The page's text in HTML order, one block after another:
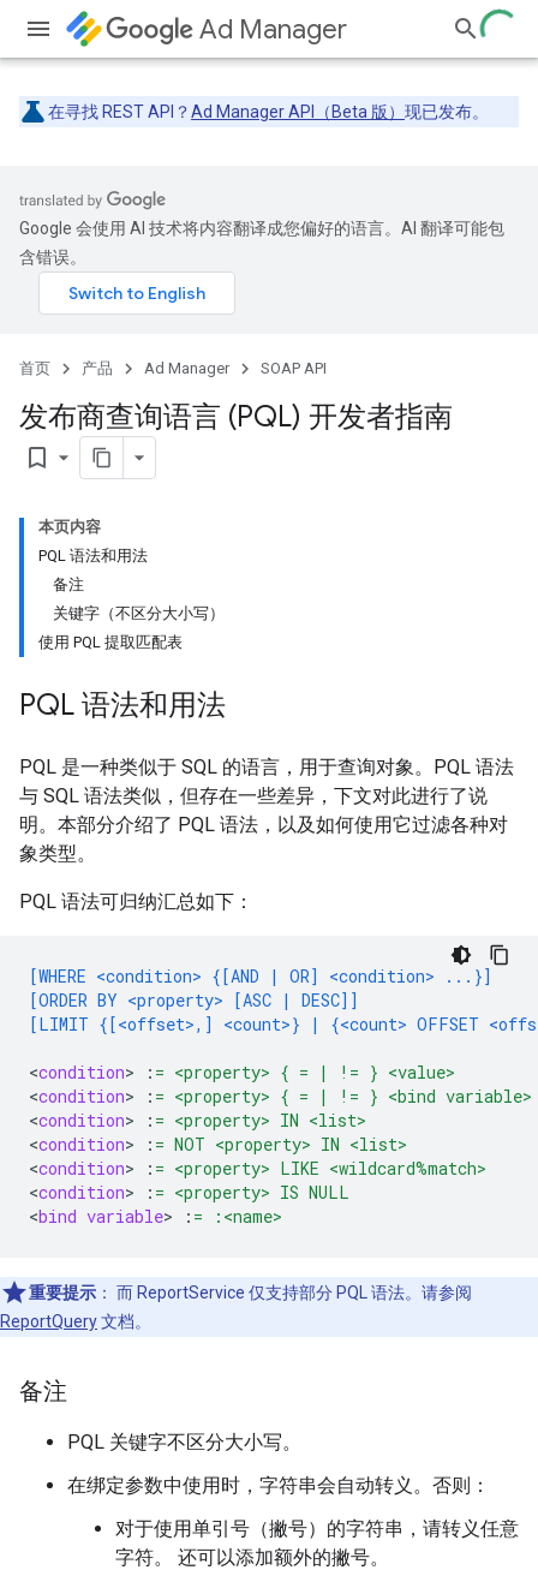
Ad Manager
在寻找 REST API？Ad Manager API（Beta 版） 现已发布。
Google 会使用 AI 技术将内容翻译成您偏好的语言。AI 翻译可能包
含错误。
首页 产品 Ad Manager SOAP API
发布商查询语言 (PQL) 开发者指南
bookmark_border
本页内容
PQL 语法和用法
备注
关键字（不区分大小写）
使用 PQL 提取匹配表
PQL 语法和用法
PQL 是一种类似于 SQL 的语言，用于查询对象。PQL 语法
与 SQL 语法类似，但存在一些差异，下文对此进行了说
明。本部分介绍了 PQL 语法，以及如何使用它过滤各种对
象类型。
PQL 语法可归纳汇总如下：
[WHERE <condition> {[AND | OR] <condition> ...}]
[ORDER BY <property> [ASC | DESC]]
[LIMIT {[<offset>,] <count>} | {<count> OFFSET
<condition> : = <property> { = | != } <value>
<condition> : = <property> { = | != } <bind variable>
<condition> : = <property> IN <list>
<condition> : = NOT <property> IN <list>
<condition> : = <property> LIKE <wildcard%match>
<condition> : = <property> IS NULL
<bind variable> : = :<name>
重要提示 ： 而 ReportService 仅支持部分 PQL 语法。请参阅
ReportQuery文档。
备注
PQL 关键字不区分大小写。
在绑定参数中使用时，字符串会自动转义。否则：
对于使用单引号（撇号）的字符串，请转义任意
字符。 还可以添加额外的撇号。